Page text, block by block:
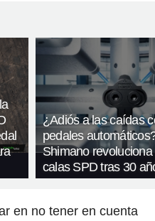
¿Adiós a las caídas
pedales
Shimano revoluciona
calas SPD tras 30
en no tener en cuenta